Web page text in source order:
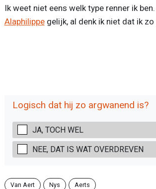
Ik weet niet eens welk type renner ik
Alaphilippegelijk, al denk ik niet dat ik zo
Logisch dat hij zo argwanend is?
JA, TOCH WEL
NEE, DAT IS WAT OVERDREVEN
Van Aert Nys Aerts